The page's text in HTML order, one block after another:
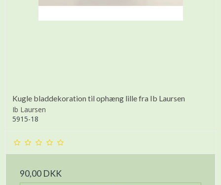
Kugle bladdekoration til ophæng lille fra Ib Laursen
Ib Laursen
5915-18
90,00 DKK